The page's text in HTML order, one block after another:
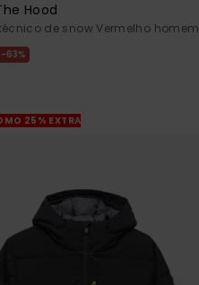
Hood
de snow Vermelho homem
63%
25% EXTRA